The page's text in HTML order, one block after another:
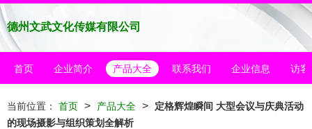
德州文武文化传媒有限公司
首页 企业简介 产品大全 联系我们 企业信息 访客
当前位置： 首页 > 产品大全 >
定格辉煌瞬间 大型会议与庆典活动
的现场摄影与组织策划全解析